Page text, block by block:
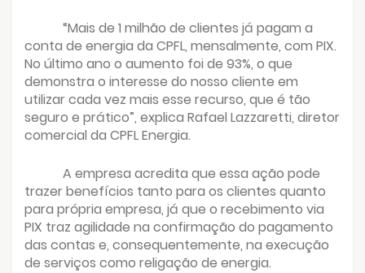
“Mais de 1 milhão de clientes já pagam a
conta de energia da CPFL, mensalmente, com PIX.
No último ano o aumento foi de 93%, o que
demonstra o interesse do nosso cliente em
utilizar cada vez mais esse recurso, que é tão
seguro e prático”, explica Rafael Lazzaretti, diretor
comercial da CPFL Energia.
A empresa acredita que essa ação pode
trazer benefícios tanto para os clientes quanto
para própria empresa, já que o recebimento via
PIX traz agilidade na confirmação do pagamento
das contas e, consequentemente, na execução
de serviços como religação de energia.